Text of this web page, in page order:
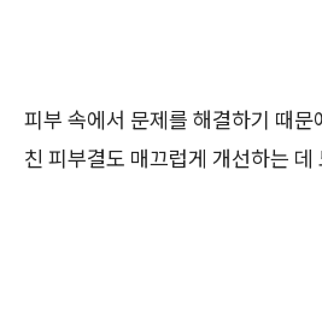
피부 속에서 문제를 해결하기 때문
친 피부결도 매끄럽게 개선하는 데